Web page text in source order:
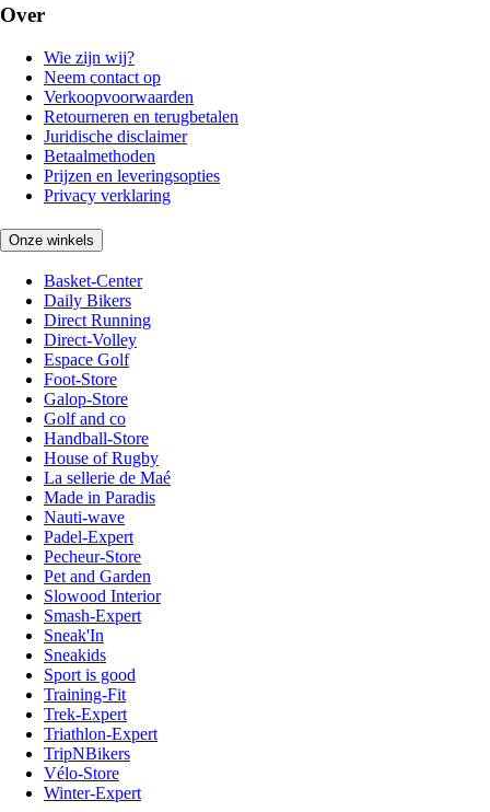
Over
Wie zijn wij?
Neem contact op
Verkoopvoorwaarden
Retourneren en terugbetalen
Juridische disclaimer
Betaalmethoden
Prijzen en leveringsopties
Privacy verklaring
Onze winkels
Basket-Center
Daily Bikers
Direct Running
Direct-Volley
Espace Golf
Foot-Store
Galop-Store
Golf and co
Handball-Store
House of Rugby
La sellerie de Maé
Made in Paradis
Nauti-wave
Padel-Expert
Pecheur-Store
Pet and Garden
Slowood Interior
Smash-Expert
Sneak'In
Sneakids
Sport is good
Training-Fit
Trek-Expert
Triathlon-Expert
TripNBikers
Vélo-Store
Winter-Expert